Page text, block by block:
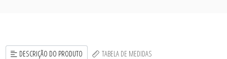
DESCRIÇÃO DO PRODUTO TABELA DE MEDIDAS